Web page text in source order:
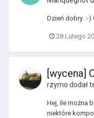
Dzień dobry. :-
28 Lutego
[wycena]
rzymo dodał
Hej, ile można
niektóre